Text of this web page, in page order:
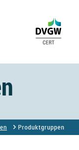
Produktgruppen